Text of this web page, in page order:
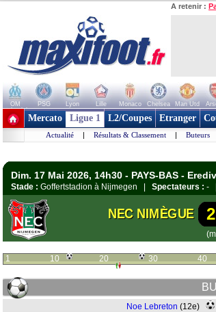
A retenir :
OM PSG Lyon Lille Monaco Chelsea Man Utd
+ de clubs
Mercato Ligue 1 L2/Coupes Etranger
Actualité | Résultats & Classement | Buteurs
Dim. 17 Mai 2026, 14h30 - PAYS-BAS -
Stade : Goffertstadion à Nijmegen | Spectateurs : -
NEC NIMÈGUE 2
1 10 20 30 40
Noe Lebreton (12e)